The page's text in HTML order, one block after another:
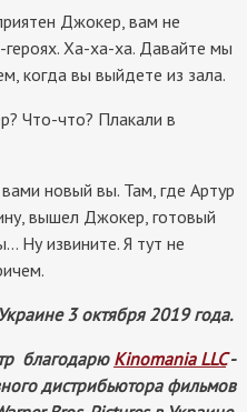
Джокер, вам не
Ха-ха-ха. Давайте мы
когда вы выйдете из зала.
Что-что? Плакали в
новый вы. Там, где Артур
вышел Джокер, готовый
Ну извините. Я тут не
3 октября 2019 года.
благодарю Kinomania LLC-
дистрибьютора фильмов